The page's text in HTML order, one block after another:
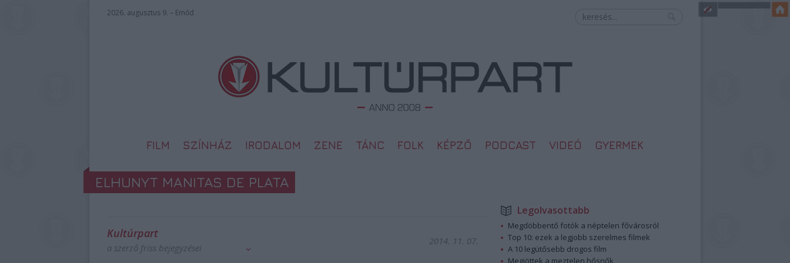
2026. augusztus 9. – Emőd
FILM SZÍNHÁZ IRODALOM ZENE TÁNC FOLK KÉPZŐ PODCAST VIDEÓ GYERMEK
ELHUNYT MANITAS DE PLATA
Kultúrpart
a szerző friss bejegyzései
2014. 11. 07.
Legolvasottabb
Megdöbbentő fotók a néptelen fővárosról
Top 10: ezek a legjobb szerelmes filmek
A 10 legütősebb drogos film
Megjöttek a meztelen hősnők